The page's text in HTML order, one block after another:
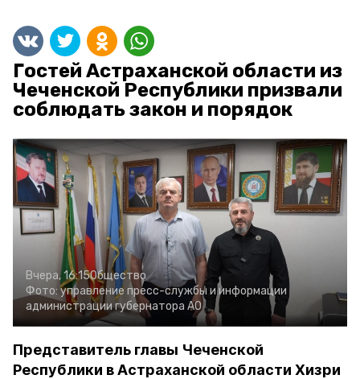
Гостей Астраханской области из
Чеченской Республики призвали
соблюдать закон и порядок
Вчера, 16:15Общество
Фото: управление пресс-службы и информации
администрации губернатора АО
Представитель главы Чеченской
Республики в Астраханской области Хизри